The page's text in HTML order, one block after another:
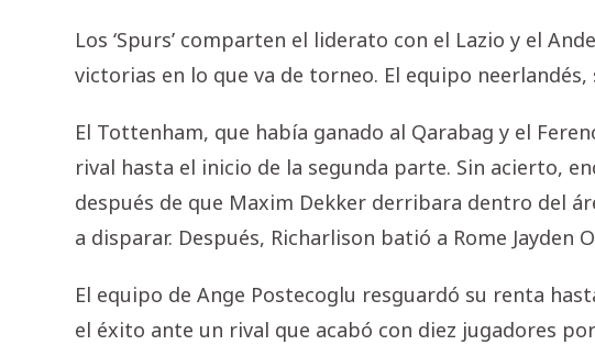
Los ‘Spurs’ comparten el liderato con el Lazio y el
victorias en lo que va de torneo. El equipo
El Tottenham, que había ganado al Qarabag y el
rival hasta el inicio de la segunda parte. Sin acierto,
después de que Maxim Dekker derribara dentro del
a disparar. Después, Richarlison batió a Rome Jayden
El equipo de Ange Postecoglu resguardó su renta
el éxito ante un rival que acabó con diez jugadores